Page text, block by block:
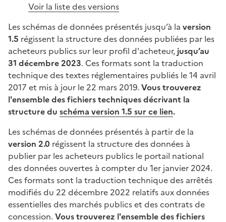
Voir la liste des versions
Les schémas de données présentés jusqu’à la version
1.5 régissent la structure des données publiées par les
acheteurs publics sur leur profil d'acheteur, jusqu’au
31 décembre 2023. Ces formats sont la traduction
technique des textes réglementaires publiés le 14 avril
2017 et mis à jour le 22 mars 2019. Vous trouverez
l'ensemble des fichiers techniques décrivant la
structure du schéma version 1.5 sur ce lien.
Les schémas de données présentés à partir de la
version 2.0 régissent la structure des données à
publier par les acheteurs publics le portail national
des données ouvertes à compter du 1er janvier 2024.
Ces formats sont la traduction technique des arrêtés
modifiés du 22 décembre 2022 relatifs aux données
essentielles des marchés publics et des contrats de
concession. Vous trouverez l'ensemble des fichiers